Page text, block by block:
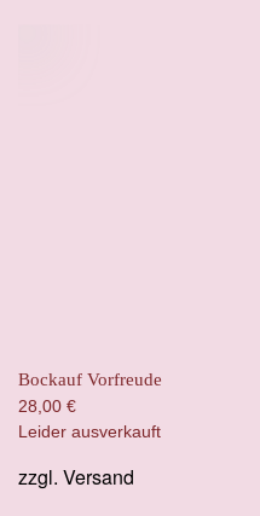
Bockauf Vorfreude
28,00 €
Leider ausverkauft
zzgl. Versand